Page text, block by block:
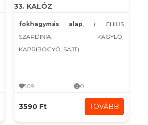
33. KALÓZ
fokhagymás alap, ( CHILIS
SZARDINIA, KAGYLÓ,
KAPRIBOGYÓ, SAJT)
109 0
3590 Ft TOVÁBB